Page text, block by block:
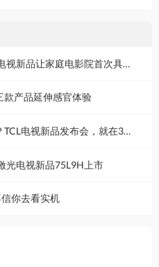
源自影院 超越影院！海信激光电视新品让家庭电影院首次具象化，520正式发布
款产品延伸感官体验
能超越画质天花板的只有自己？TCL电视新品发布会，就在3月21日！
光电视新品75L9H上市
你去看实机